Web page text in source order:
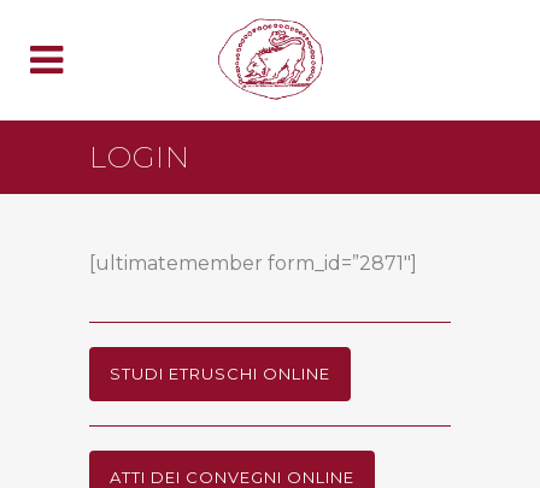
LOGIN
[ultimatemember form_id=”2871″]
STUDI ETRUSCHI ONLINE
ATTI DEI CONVEGNI ONLINE